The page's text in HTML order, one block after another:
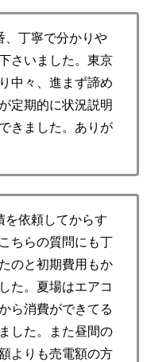
、丁寧で分かりや
さいました。東京
中々、進まず諦め
定期的に状況説明
きました。ありが
を依頼してからす
ちらの質問にも丁
のと初期費用もか
た。夏場はエアコ
ら消費ができてる
した。また昼間の
よりも売電額の方